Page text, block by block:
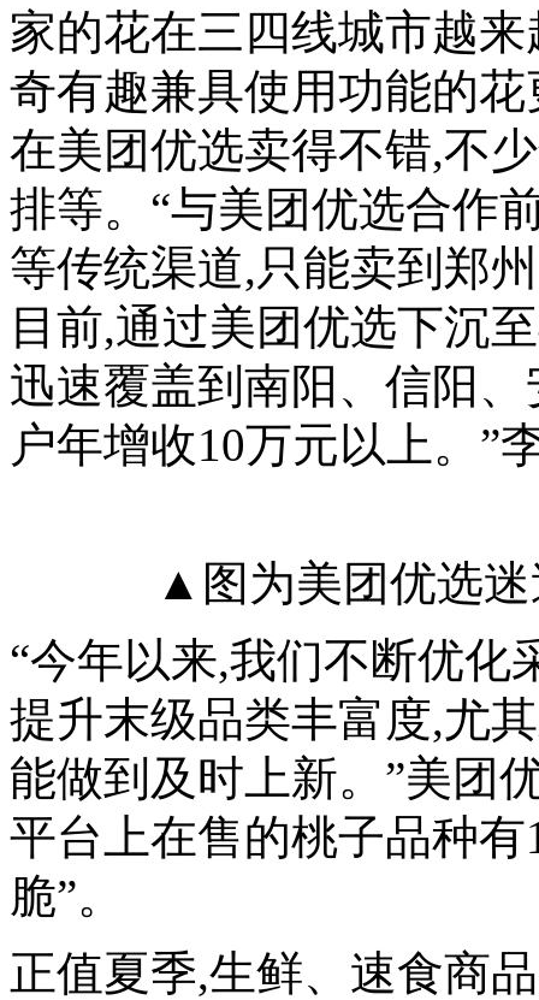
家的花在三四线城市越
奇有趣兼具使用功能的
在美团优选卖得不错,不
排等。“与美团优选合作
等传统渠道,只能卖到郑
目前,通过美团优选下沉
迅速覆盖到南阳、信阳
户年增收10万元以上。”
▲图为美团优选
“今年以来,我们不断优化
提升末级品类丰富度,尤
能做到及时上新。”美团
平台上在售的桃子品种
脆”。
正值夏季,生鲜、速食商